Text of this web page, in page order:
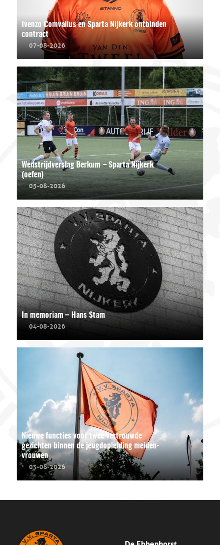
Ivenzo Comvalius en Sparta Nijkerk ontbinden
contract
07-08-2026
Wedstrijdverslag Berkum – Sparta Nijkerk
(oefen)
05-08-2026
In memoriam – Hans Stam
04-08-2026
Nieuwe functies voor twee vertrouwde
gezichten binnen de jeugdopleiding meiden-
vrouwen
03-08-2026